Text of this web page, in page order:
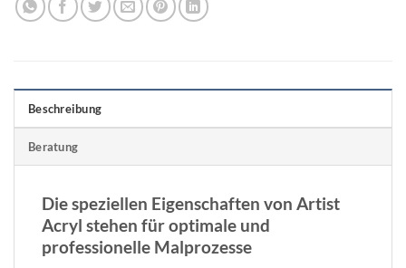
Beschreibung
Beratung
Die speziellen Eigenschaften von Artist
Acryl stehen für optimale und
professionelle Malprozesse